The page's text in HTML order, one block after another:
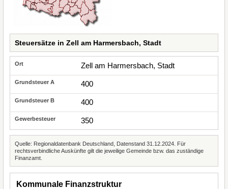
Steuersätze in Zell am Harmersbach, Stadt
Zell am Harmersbach, Stadt
400
400
350
Quelle: Regionaldatenbank Deutschland, Datenstand 31.12.2024. Für
rechtsverbindliche Auskünfte gilt die jeweilige Gemeinde bzw. das zuständige
Finanzamt.
Kommunale Finanzstruktur